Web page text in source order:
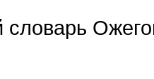
словарь